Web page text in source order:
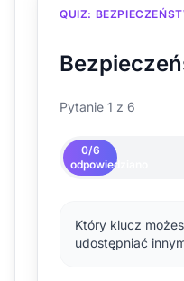
QUIZ:
Pytanie 1 z 6
0/6
odpowiedziano
Który klucz
udostępniać